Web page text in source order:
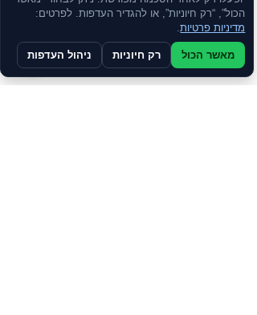
טונר ראשוני צבע עד 500 דפים
הכול”, “רק חיוניות”, או להגדיר העדפות. לפרטים:
מדיניות פרטיות.
מאשר הכול רק חיוניות ניהול העדפות